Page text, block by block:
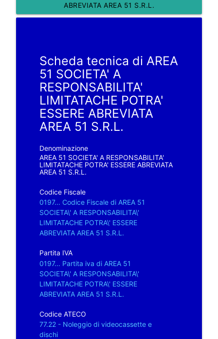
ABREVIATA AREA 51 S.R.L.
Scheda tecnica di AREA
51 SOCIETA' A
RESPONSABILITA'
LIMITATACHE POTRA'
ESSERE ABREVIATA
AREA 51 S.R.L.
Denominazione
AREA 51 SOCIETA' A RESPONSABILITA'
LIMITATACHE POTRA' ESSERE ABREVIATA
AREA 51 S.R.L.
Codice Fiscale
0197... Codice Fiscale di AREA 51
SOCIETA\' A RESPONSABILITA\'
LIMITATACHE POTRA\' ESSERE
ABREVIATA AREA 51 S.R.L.
Partita IVA
0197... Partita iva di AREA 51
SOCIETA\' A RESPONSABILITA\'
LIMITATACHE POTRA\' ESSERE
ABREVIATA AREA 51 S.R.L.
Codice ATECO
77.22 - Noleggio di videocassette e
dischi